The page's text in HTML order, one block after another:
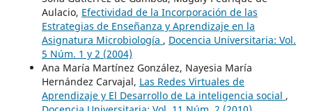
Aulacio, Efectividad de la Incorporación de las
Estrategias de Enseñanza y Aprendizaje en la
Asignatura Microbiología , Docencia Universitaria: Vol.
5 Núm. 1 y 2 (2004)
Ana María Martínez González, Nayesia María
Hernández Carvajal, Las Redes Virtuales de
Aprendizaje y El Desarrollo de La inteligencia social ,